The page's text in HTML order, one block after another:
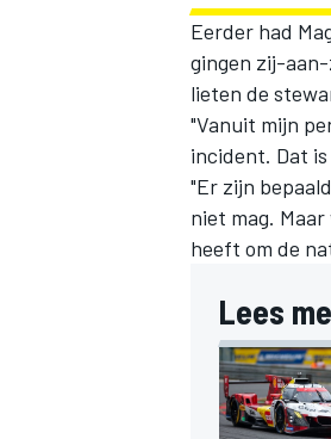
Eerder had
gingen zij-
lieten de
"Vanuit mijn
incident. Dat
"Er zijn
niet mag.
heeft om de
Lees